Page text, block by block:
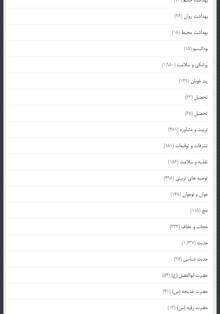
بهداشت روان(26)
بهداشت محیط (18)
بودائیسم(15)
پزشکی و سلامت (1,980)
پند خوبان(129)
تحصیل (62)
تحصیل (65)
تربیت و مشاوره (481)
تشرفات و توقیعات (181)
تغذیه و سلامت (156)
توصیه های تربیتی (498)
جوان و نوجوان(148)
حج (118)
حجاب و عفاف (333)
حدیث (1,737)
حدیث شناسی (97)
حضرت ابوالفضل (ع)(54)
حضرت خدیجه (س)(41)
حضرت رقیه (س)(13)